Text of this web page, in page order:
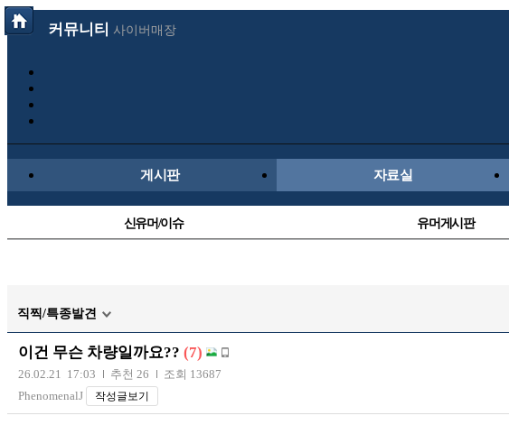
커뮤니티 사이버매장
게시판 자료실
신유머/이슈 유머게시판
장착시공사진
직찍/특종발견
이건 무슨 차량일까요?? (7)
26.02.21 17:03 추천 26
조회 13687
PhenomenalJ
작성글보기